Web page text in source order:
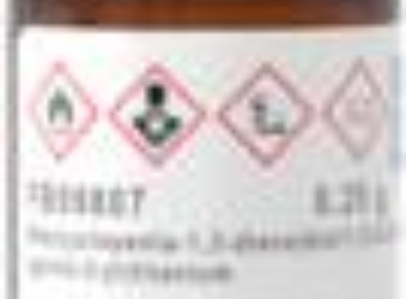
Descrição:
Bis(η5-2,4-ciclopentadien-1-il)bis[2,6-difluoro-3-(1H-pirrol-1-
il)fenil]titânio, com número CAS 125051-32-3, é um
composto organometálico à base de titânio caracterizado
por sua estrutura complexa que apresenta dois ligandos
ciclopentadienila e dois grupos fenila substituídos por pirrol
difluorados. Este composto exibe um ambiente de
coordenação único devido à presença de ligandos tanto π-
aceptores quanto σ-doadores, que podem influenciar sua
reatividade e estabilidade. É tipicamente sintetizado através
da reação de precursores de titânio com os ligandos
correspondentes sob condições controladas. A presença de
substituintes difluoro melhora suas propriedades
eletrônicas, afetando potencialmente sua atividade catalítica
em várias reações químicas, particularmente em processos
de polimerização. Além disso, o composto pode exibir
características ópticas e eletrônicas interessantes, tornando-
se um assunto de interesse na ciência dos materiais e na